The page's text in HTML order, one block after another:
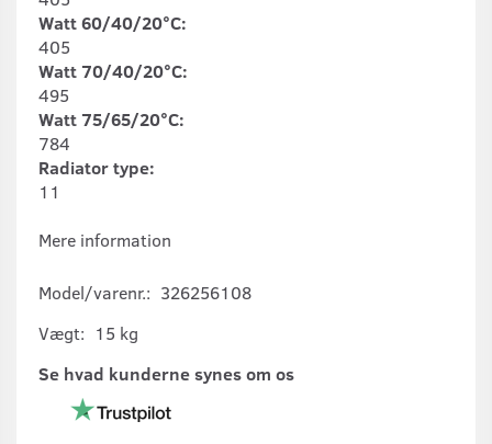
Watt 60/40/20°C:
405
Watt 70/40/20°C:
495
Watt 75/65/20°C:
784
Radiator type:
11
Mere information
Model/varenr.: 326256108
Vægt: 15 kg
Se hvad kunderne synes om os